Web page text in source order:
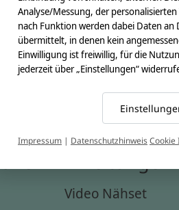
Video Nähset
Analyse/Messung, der
nach Funktion werden dabei Daten
übermittelt, in denen kein
Einwilligung ist freiwillig, für die
jederzeit über „Einstellungen“
Impressum | DatenschutzhinweisCookie